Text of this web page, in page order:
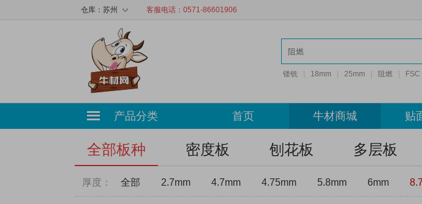
◇
仓库： 苏州 客服电话：0571-86601906
镂铣 18mm 25mm 阻燃 FSC
产品分类 首页 牛材商城 贴
全部板种 密度板 刨花板 多层板
厚度： 全部 2.7mm 4.7mm 4.75mm 5.8mm 6mm